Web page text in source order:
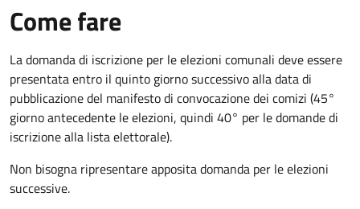
Come fare
La domanda di iscrizione per le elezioni comunali deve essere
presentata entro il quinto giorno successivo alla data di
pubblicazione del manifesto di convocazione dei comizi (45°
giorno antecedente le elezioni, quindi 40° per le domande di
iscrizione alla lista elettorale).
Non bisogna ripresentare apposita domanda per le elezioni
successive.